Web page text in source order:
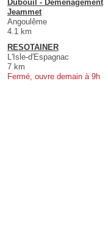
Dubouil - Demenagement
Jeammet
Angoulême
4.1 km
RESOTAINER
L'Isle-d'Espagnac
7 km
Fermé, ouvre demain à 9h